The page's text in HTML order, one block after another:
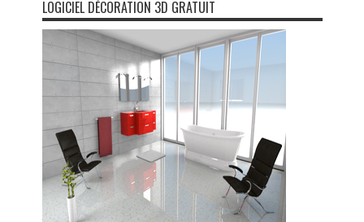
LOGICIEL DÉCORATION 3D GRATUIT